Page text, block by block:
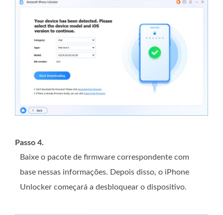
Passo 4.
Baixe o pacote de firmware correspondente com
base nessas informações. Depois disso, o iPhone
Unlocker começará a desbloquear o dispositivo.